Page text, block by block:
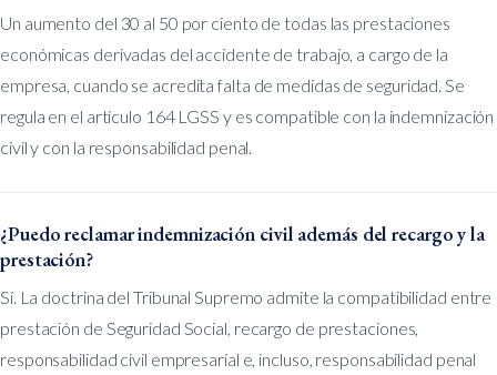
Un aumento del 30 al 50 por ciento de todas las prestaciones
económicas derivadas del accidente de trabajo, a cargo de la
empresa, cuando se acredita falta de medidas de seguridad. Se
regula en el artículo 164 LGSS y es compatible con la indemnización
civil y con la responsabilidad penal.
¿Puedo reclamar indemnización civil además del recargo y la
prestación?
Sí. La doctrina del Tribunal Supremo admite la compatibilidad entre
prestación de Seguridad Social, recargo de prestaciones,
responsabilidad civil empresarial e, incluso, responsabilidad penal